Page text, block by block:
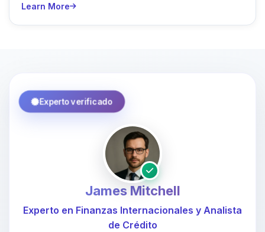
Learn More
Experto verificado
James Mitchell
Experto en Finanzas Internacionales y Analista
de Crédito